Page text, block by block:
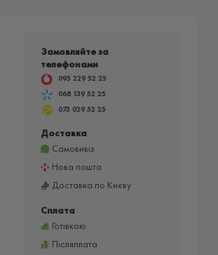
Замовляйте за
телефонами
095 229 52 25
068 139 52 25
073 029 52 25
Доставка
Самовивіз
Нова пошта
Доставка по Києву
Сплата
Готівкою
Післяплата